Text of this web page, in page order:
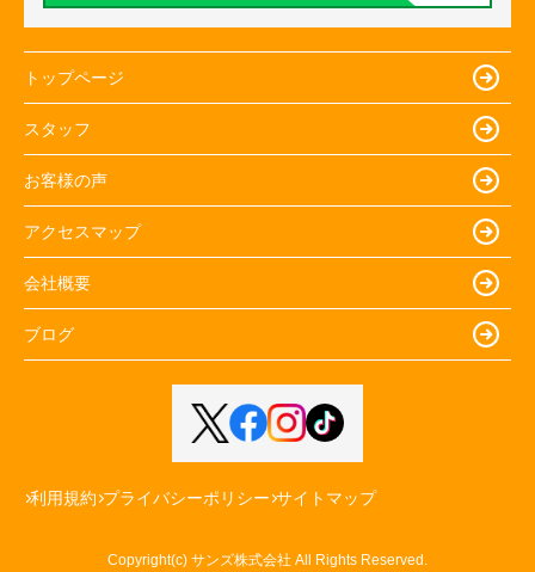
トップページ
スタッフ
お客様の声
アクセスマップ
会社概要
ブログ
利用規約 プライバシーポリシー サイトマップ
Copyright(c) サンズ株式会社 All Rights Reserved.